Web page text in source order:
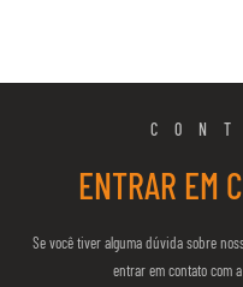
ENTRAR EM
Se você tiver alguma dúvida sobre
entrar em contato com